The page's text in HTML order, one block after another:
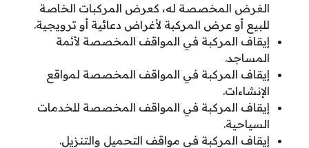
الغرض المخصصة له، كعرض المركبات الخاصة
للبيع أو عرض المركبة لأغراض دعائية أو ترويجية.
إيقاف المركبة في المواقف المخصصة لأئمة
المساجد.
إيقاف المركبة في المواقف المخصصة لمواقع
الإنشاءات.
إيقاف المركبة في المواقف المخصصة للخدمات
السياحية.
إيقاف المركبة في مواقف التحميل والتنزيل.